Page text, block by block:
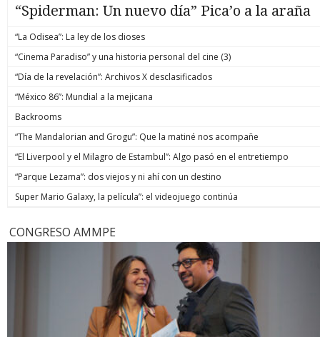
“Spiderman: Un nuevo día” Pica’o a la araña
“La Odisea”: La ley de los dioses
“Cinema Paradiso” y una historia personal del cine (3)
“Día de la revelación”: Archivos X desclasificados
“México 86”: Mundial a la mejicana
Backrooms
“The Mandalorian and Grogu”: Que la matiné nos acompañe
“El Liverpool y el Milagro de Estambul”: Algo pasó en el entretiempo
“Parque Lezama”: dos viejos y ni ahí con un destino
Super Mario Galaxy, la película”: el videojuego continúa
CONGRESO AMMPE